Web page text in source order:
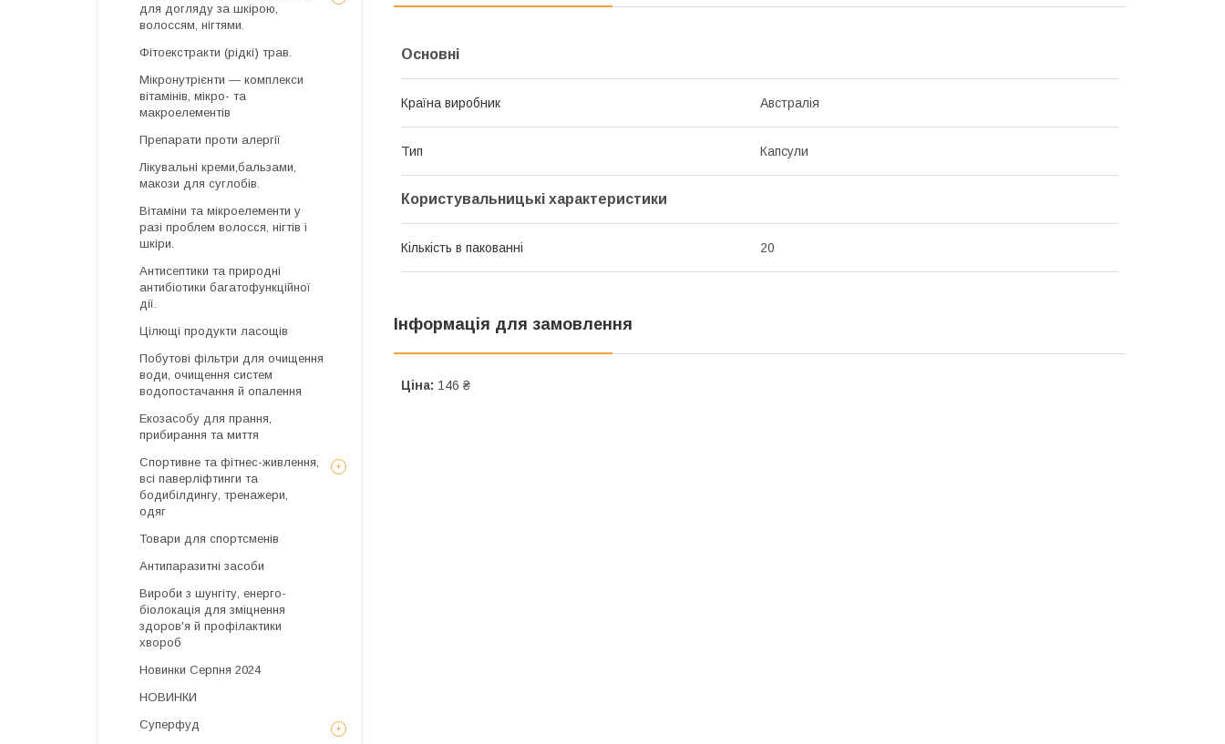
Основні
Країна виробник Австралія
Тип Капсули
Користувальницькі характеристики
Кількість в пакованні 20
Інформація для замовлення
Ціна: 146 ₴
для догляду за шкірою,
волоссям, нігтями.
Фітоекстракти (рідкі) трав.
Мікронутрієнти — комплекси
вітамінів, мікро- та
макроелементів
Препарати проти алергії
Лікувальні креми,бальзами,
макози для суглобів.
Вітаміни та мікроелементи у
разі проблем волосся, нігтів і
шкіри.
Антисептики та природні
антибіотики багатофункційної
дії.
Цілющі продукти ласощів
Побутові фільтри для очищення
води, очищення систем
водопостачання й опалення
Екозасобу для прання,
прибирання та миття
Спортивне та фітнес-живлення,
всі паверліфтинги та
бодибілдингу, тренажери,
одяг
Товари для спортсменів
Антипаразитні засоби
Вироби з шунгіту, енерго-
біолокація для зміцнення
здоров'я й профілактики
хвороб
Новинки Серпня 2024
НОВИНКИ
Суперфуд